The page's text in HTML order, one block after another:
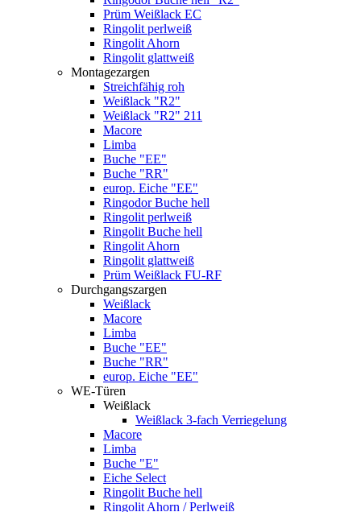
Prüm Weißlack EC
Ringolit perlweiß
Ringolit Ahorn
Ringolit glattweiß
Montagezargen
Streichfähig roh
Weißlack "R2"
Weißlack "R2" 211
Macore
Limba
Buche "EE"
Buche "RR"
europ. Eiche "EE"
Ringodor Buche hell
Ringolit perlweiß
Ringolit Buche hell
Ringolit Ahorn
Ringolit glattweiß
Prüm Weißlack FU-RF
Durchgangszargen
Weißlack
Macore
Limba
Buche "EE"
Buche "RR"
europ. Eiche "EE"
WE-Türen
Weißlack
Weißlack 3-fach Verriegelung
Macore
Limba
Buche "E"
Eiche Select
Ringolit Buche hell
Ringolit Ahorn / Perlweiß